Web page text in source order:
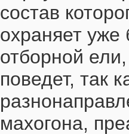
состав
охраняет уже
отборной
поведет, так
махогона,